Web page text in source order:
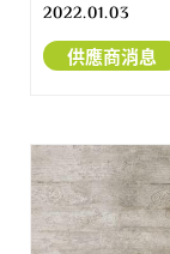
2022.01.03
供應商消息